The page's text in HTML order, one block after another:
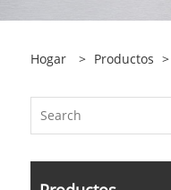
Hogar > Productos >